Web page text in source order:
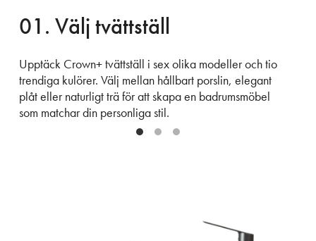
01. Välj tvättställ
Upptäck Crown+ tvättställ i sex olika modeller och tio
trendiga kulörer. Välj mellan hållbart porslin, elegant
plåt eller naturligt trä för att skapa en badrumsmöbel
som matchar din personliga stil.